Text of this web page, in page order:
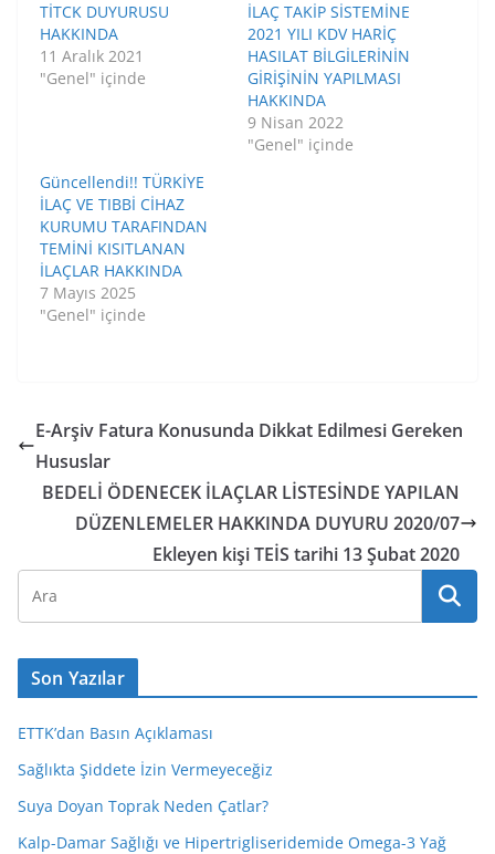
TİTCK DUYURUSU
HAKKINDA
11 Aralık 2021
"Genel" içinde
İLAÇ TAKİP SİSTEMİNE
2021 YILI KDV HARİÇ
HASILAT BİLGİLERİNİN
GİRİŞİNİN YAPILMASI
HAKKINDA
9 Nisan 2022
"Genel" içinde
Güncellendi!! TÜRKİYE
İLAÇ VE TIBBİ CİHAZ
KURUMU TARAFINDAN
TEMİNİ KISITLANAN
İLAÇLAR HAKKINDA
7 Mayıs 2025
"Genel" içinde
E-Arşiv Fatura Konusunda Dikkat Edilmesi Gereken
Hususlar
BEDELİ ÖDENECEK İLAÇLAR LİSTESİNDE YAPILAN
DÜZENLEMELER HAKKINDA DUYURU 2020/07
Ekleyen kişi TEİS tarihi 13 Şubat 2020
Son Yazılar
ETTK’dan Basın Açıklaması
Sağlıkta Şiddete İzin Vermeyeceğiz
Suya Doyan Toprak Neden Çatlar?
Kalp-Damar Sağlığı ve Hipertrigliseridemide Omega-3 Yağ